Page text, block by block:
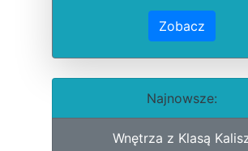
Zobacz
Najnowsze:
Wnętrza z Klasą